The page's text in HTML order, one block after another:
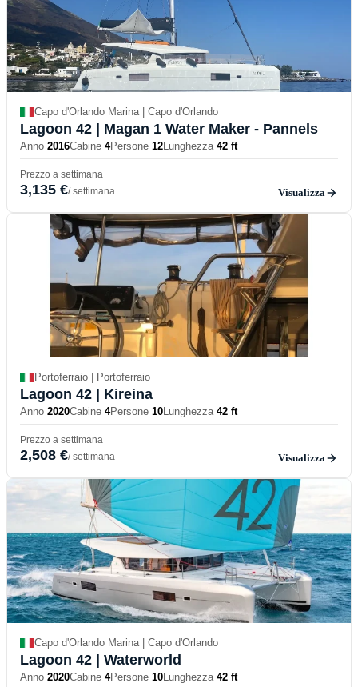
Capo d'Orlando Marina | Capo d'Orlando
Lagoon 42 | Magan 1 Water Maker - Pannels
Anno 2016Cabine 4Persone 12Lunghezza 42 ft
Prezzo a settimana
3,135 €/ settimana Visualizza
Portoferraio | Portoferraio
Lagoon 42 | Kireina
Anno 2020Cabine 4Persone 10Lunghezza 42 ft
Prezzo a settimana
2,508 €/ settimana Visualizza
Capo d'Orlando Marina | Capo d'Orlando
Lagoon 42 | Waterworld
Anno 2020Cabine 4Persone 10Lunghezza 42 ft